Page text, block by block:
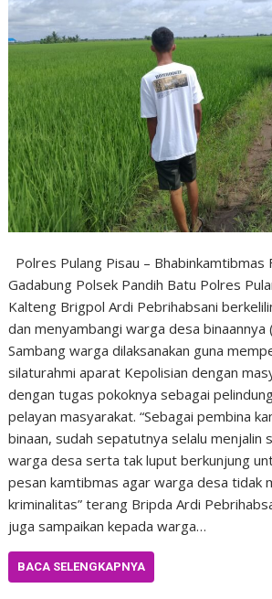
Polres Pulang Pisau –
Gadabung Polsek Pandih Batu Polres
Kalteng Brigpol Ardi Pebrihabsani
dan menyambangi warga desa
Sambang warga dilaksanakan guna
silaturahmi aparat Kepolisian dengan
dengan tugas pokoknya sebagai
pelayan masyarakat. “Sebagai pembina
binaan, sudah sepatutnya selalu menjalin
warga desa serta tak luput berkunjung
pesan kamtibmas agar warga desa tidak
kriminalitas” terang Bripda Ardi
juga sampaikan kepada warga…
BACA SELENGKAPNYA